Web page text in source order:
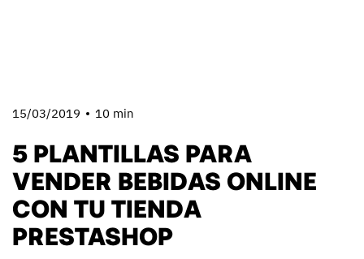
15/03/2019 10 min
5 PLANTILLAS PARA
VENDER BEBIDAS ONLINE
CON TU TIENDA
PRESTASHOP